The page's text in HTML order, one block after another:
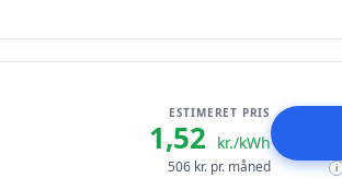
ESTIMERET PRIS
1,52 kr./kWh
506 kr. pr. måned i